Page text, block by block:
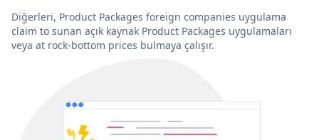
Diğerleri, Product Packages foreign companies uygulama
claim to sunan açık kaynak Product Packages uygulamaları
veya at rock-bottom prices bulmaya çalışır.